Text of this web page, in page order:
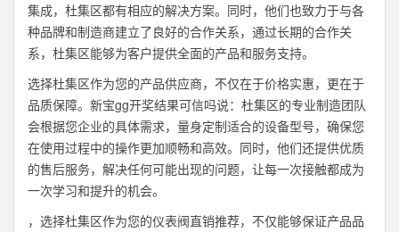
集成，杜集区都有相应的解决方案。同时，他们也致力于与各
种品牌和制造商建立了良好的合作关系，通过长期的合作关
系，杜集区能够为客户提供全面的产品和服务支持。
选择杜集区作为您的产品供应商，不仅在于价格实惠，更在于
品质保障。新宝gg开奖结果可信吗说：杜集区的专业制造团队
会根据您企业的具体需求，量身定制适合的设备型号，确保您
在使用过程中的操作更加顺畅和高效。同时，他们还提供优质
的售后服务，解决任何可能出现的问题，让每一次接触都成为
一次学习和提升的机会。
，选择杜集区作为您的仪表阀直销推荐，不仅能够保证产品品